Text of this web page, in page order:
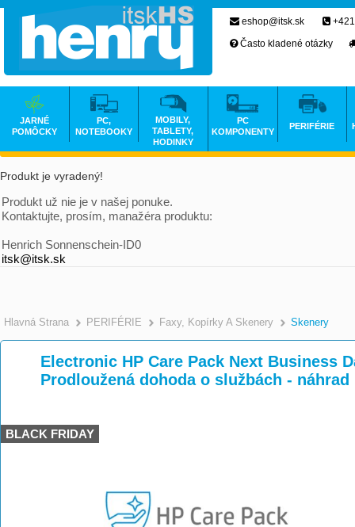
Produkt je vyradený!
Produkt už nie je v našej ponuke.
Kontaktujte, prosím, manažéra produktu:
Henrich Sonnenschein-ID0
itsk@itsk.sk
Hlavná Strana >
PERIFÉRIE >
Faxy, Kopírky A Skenery Skenery
Electronic HP Care Pack Next Business
Prodloužená dohoda o službách - náhrad
BLACK FRIDAY
eshop@itsk.sk
Často kladené otázky
JARNÉ
POMÔCKY
PC,
NOTEBOOKY
MOBILY,
TABLETY,
HODINKY
PC
KOMPONENTY
PERIFÉRIE